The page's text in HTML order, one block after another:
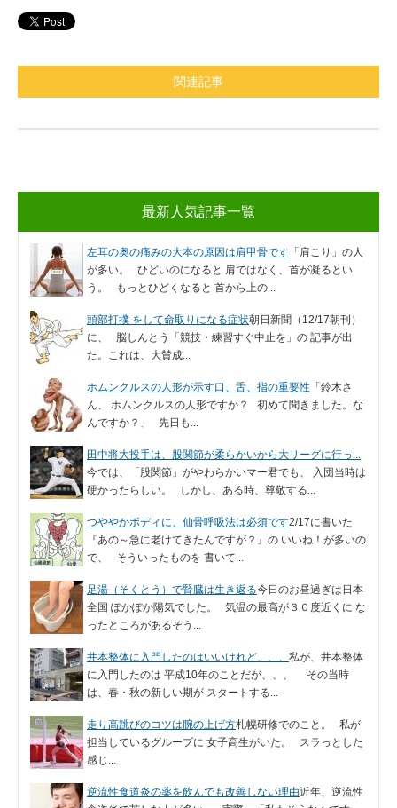
関連記事
最新人気記事一覧
左耳の奥の痛みの大本の原因は肩甲骨です 「肩こり」の人
が多い。 ひどいのになると 肩ではなく、首が凝るとい
う。 もっとひどくなると 首から上の...
頭部打撲 をして命取りになる症状朝日新聞（12/17朝刊）
に、 脳しんとう「競技・練習すぐ中止を」の 記事が出
た。これは、大賛成...
ホムンクルスの人形が示す口、舌、指の重要性 「鈴木さ
ん、 ホムンクルスの人形ですか？ 初めて聞きました。な
んですか？」 先日も...
田中将大投手は、股関節が柔らかいから大リーグに行っ...
今では、「股関節」がやわらかいマー君でも、 入団当時は
硬かったらしい。 しかし、ある時、尊敬する...
つややかボディに、仙骨呼吸法は必須です2/17に書いた
『あの～急に老けてきたんですが？』の いいね！が多いの
で、 そういったものを 書いて...
足湯（そくとう）で腎臓は生き返る今日のお昼過ぎは日本
全国 ぽかぽか陽気でした。 気温の最高が３０度近くに な
ったところがあるそう...
井本整体に入門したのはいいけれど、、、 私が、井本整体
に入門したのは 平成10年のことだが、、、 その当時
は、春・秋の新しい期が スタートする...
走り高跳びのコツは腕の上げ方札幌研修でのこと。 私が
担当しているグループに 女子高生がいた。 スラっとした
感じ...
逆流性食道炎の薬を飲んでも改善しない理由近年、逆流性